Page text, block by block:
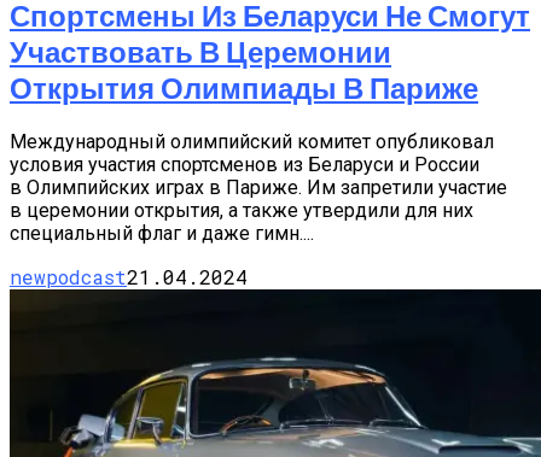
Спортсмены Из Беларуси Не Смогут
Участвовать В Церемонии
Открытия Олимпиады В Париже
Международный олимпийский комитет опубликовал
условия участия спортсменов из Беларуси и России
в Олимпийских играх в Париже. Им запретили участие
в церемонии открытия, а также утвердили для них
специальный флаг и даже гимн....
newpodcast21.04.2024